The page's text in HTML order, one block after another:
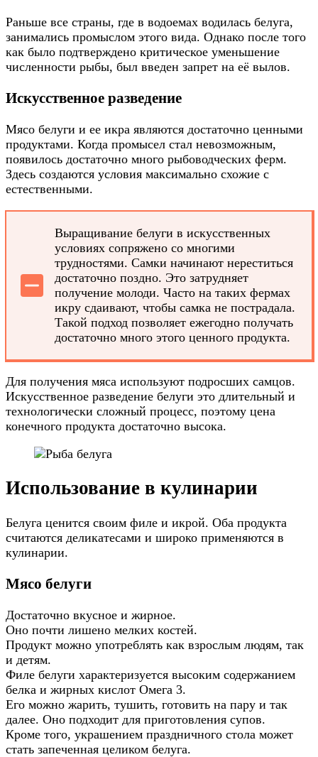
Раньше все страны, где в водоемах водилась белуга,
занимались промыслом этого вида. Однако после того
как было подтверждено критическое уменьшение
численности рыбы, был введен запрет на её вылов.
Искусственное разведение
Мясо белуги и ее икра являются достаточно ценными
продуктами. Когда промысел стал невозможным,
появилось достаточно много рыбоводческих ферм.
Здесь создаются условия максимально схожие с
естественными.
Выращивание белуги в искусственных
условиях сопряжено со многими
трудностями. Самки начинают нереститься
достаточно поздно. Это затрудняет
получение молоди. Часто на таких фермах
икру сдаивают, чтобы самка не пострадала.
Такой подход позволяет ежегодно получать
достаточно много этого ценного продукта.
Для получения мяса используют подросших самцов.
Искусственное разведение белуги это длительный и
технологически сложный процесс, поэтому цена
конечного продукта достаточно высока.
Использование в кулинарии
Белуга ценится своим филе и икрой. Оба продукта
считаются деликатесами и широко применяются в
кулинарии.
Мясо белуги
Достаточно вкусное и жирное.
Оно почти лишено мелких костей.
Продукт можно употреблять как взрослым людям, так
и детям.
Филе белуги характеризуется высоким содержанием
белка и жирных кислот Омега 3.
Его можно жарить, тушить, готовить на пару и так
далее. Оно подходит для приготовления супов.
Кроме того, украшением праздничного стола может
стать запеченная целиком белуга.